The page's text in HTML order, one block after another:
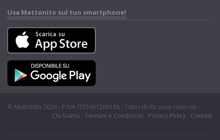
Usa Mattonito sul tuo smartphone!
© Mattonito 2026 - P.IVA IT02667200188 - Tutti i diritti sono riservati
Chi Siamo
Termini e Condizioni Privacy Policy Contatti